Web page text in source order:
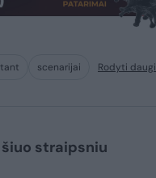
scenarijai Rodyti
straipsniu